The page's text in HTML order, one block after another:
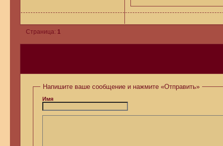
Страница: 1
Напишите ваше сообщение и нажмите «Отправить»
Имя